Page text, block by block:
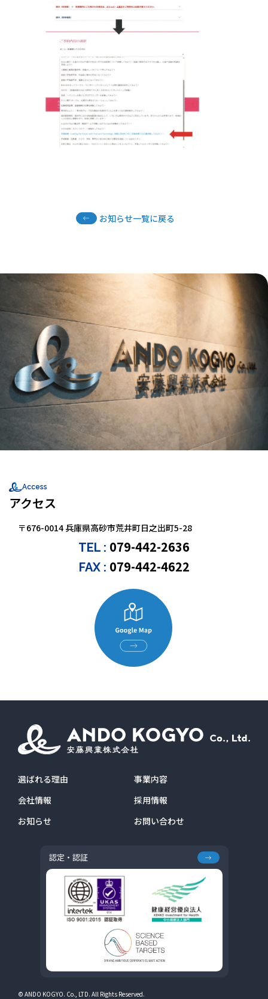
お知らせ一覧に戻る
Access
アクセス
〒676-0014 兵庫県高砂市荒井町日之出町5-28
TEL : 079-442-2636
FAX : 079-442-4622
選ばれる理由
事業内容
会社情報
採用情報
お知らせ
お問い合わせ
認定・認証
© ANDO KOGYO. Co., LTD. All Rights Reserved.